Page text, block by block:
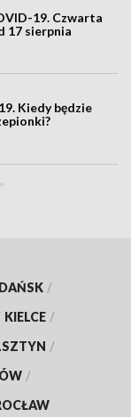
19. Czwarta
17 sierpnia
Kiedy będzie
/
KIELCE /
/
/